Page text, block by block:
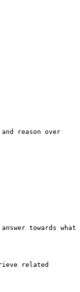
reason over
towards what
related